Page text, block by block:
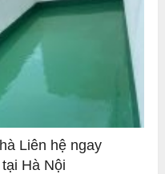
Liên hệ ngay
Hà Nội